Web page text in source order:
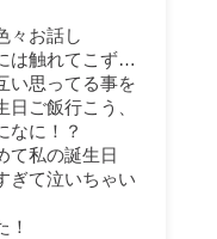
々お話し
は触れてこず…
い思ってる事を
ご飯行こう、
なに！？
て私の誕生日
ぎて泣いちゃい
！